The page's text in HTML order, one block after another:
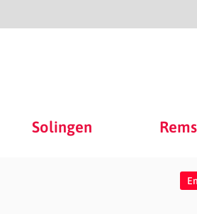
Solingen